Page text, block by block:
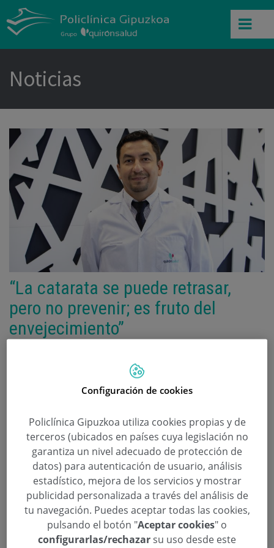
Noticias
“La catarata se puede retrasar,
pero no prevenir; es fruto del
envejecimiento”
Así lo dice el Oftalmólogo de Policlínica
avanzadas, la patología que más tratamos en
consulta es la catarata, y se puede corregir con
cirugía extrayendo el cristalino opaco”, afirma.
La catarata es la principal causa reversible de
ceguera y “ocupa entre el 15% y el 20% de
nuestras visitas a consulta”, explica el
oftalmólogo.
Héctor Fariña, oftalmólogo en Policlínica
Configuración de cookies
Policlínica Gipuzkoa utiliza cookies propias y de
terceros (ubicados en países cuya legislación no
garantiza un nivel adecuado de protección de
datos) para autenticación de usuario, análisis
estadístico, mejora de los servicios y mostrar
publicidad personalizada a través del análisis de
tu navegación. Puedes aceptar todas las cookies,
pulsando el botón "Aceptar cookies" o
configurarlas/rechazarsu uso desde este